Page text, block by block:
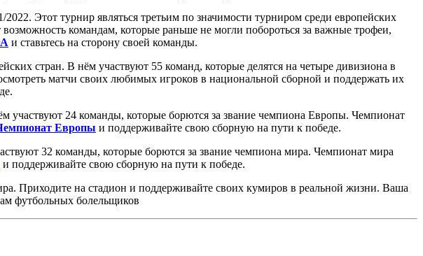
Этот турнир являться третьим по значимости турниром среди европейских
командам, которые раньше не могли побороться за важные трофеи,
и ставьтесь на сторону своей команды.
стран. В нём участвуют 55 команд, которые делятся на четыре дивизиона в
матчи своих любимых игроков в национальной сборной и поддержать их
24 команды, которые борются за звание чемпиона Европы. Чемпионат
Европы и поддерживайте свою сборную на пути к победе.
32 команды, которые борются за звание чемпиона мира. Чемпионат мира
и поддерживайте свою сборную на пути к победе.
Приходите на стадион и поддерживайте своих кумиров в реальной жизни. Ваша
футбольных болельщиков